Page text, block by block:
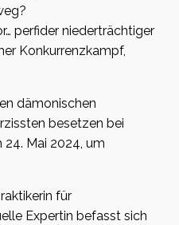
perfider niederträchtiger
Konkurrenzkampf,
dämonischen
besetzen bei
24. Mai 2024, um
für
Expertin befasst sich